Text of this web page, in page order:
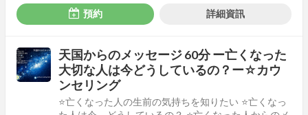
預約 詳細資訊
天国からのメッセージ 60分 ー亡くなった
大切な人は今どうしているの？ー☆カウ
ンセリング
⭐️亡くなった人の生前の気持ちを知りたい ⭐️亡くなっ